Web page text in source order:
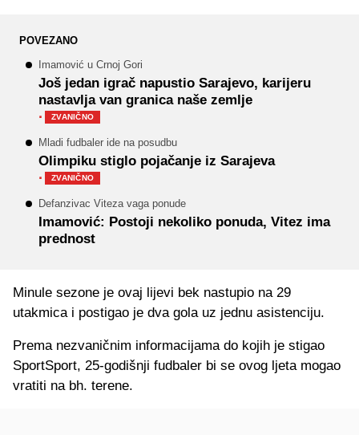
POVEZANO
Imamović u Crnoj Gori
Još jedan igrač napustio Sarajevo, karijeru
nastavlja van granica naše zemlje
· ZVANIČNO
Mladi fudbaler ide na posudbu
Olimpiku stiglo pojačanje iz Sarajeva
· ZVANIČNO
Defanzivac Viteza vaga ponude
Imamović: Postoji nekoliko ponuda, Vitez ima
prednost
Minule sezone je ovaj lijevi bek nastupio na 29
utakmica i postigao je dva gola uz jednu asistenciju.
Prema nezvaničnim informacijama do kojih je stigao
SportSport, 25-godišnji fudbaler bi se ovog ljeta mogao
vratiti na bh. terene.